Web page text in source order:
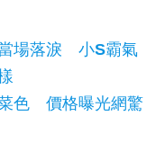
場落淚 小S霸氣
色 價格曝光網驚